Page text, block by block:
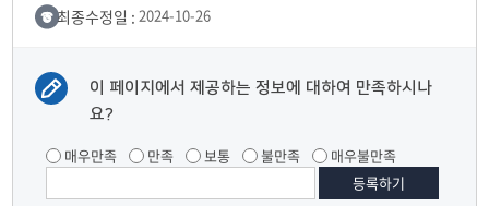
최종수정일 : 2024-10-26
이 페이지에서 제공하는 정보에 대하여 만족하시나
요?
매우만족 만족 보통 불만족 매우불만족